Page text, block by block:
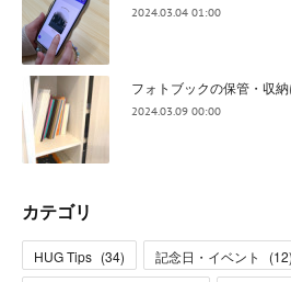
2024.03.04 01:00
フォトブックの保管・収
2024.03.09 00:00
カテゴリ
HUG Tips (34) 記念日・イベント (12)